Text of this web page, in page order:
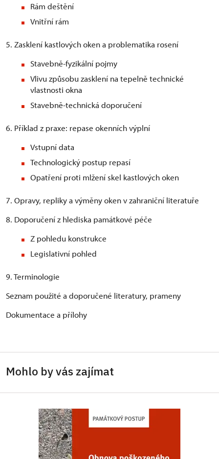
Rám deštění
Vnitřní rám
5. Zasklení kastlových oken a problematika rosení
Stavebně-fyzikální pojmy
Vlivu způsobu zasklení na tepelně technické
vlastnosti okna
Stavebně-technická doporučení
6. Příklad z praxe: repase okenních výplní
Vstupní data
Technologický postup repasí
Opatření proti mlžení skel kastlových oken
7. Opravy, repliky a výměny oken v zahraniční literatuře
8. Doporučení z hlediska památkové péče
Z pohledu konstrukce
Legislativní pohled
9. Terminologie
Seznam použité a doporučené literatury, prameny
Dokumentace a přílohy
Mohlo by vás zajímat